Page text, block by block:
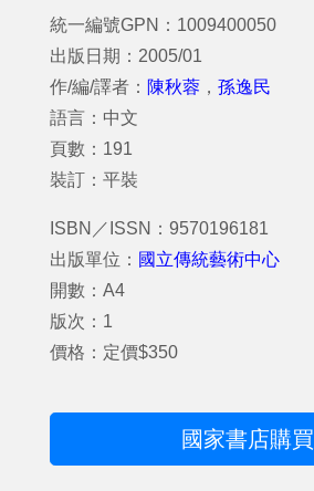
統一編號GPN：1009400050
出版日期：2005/01
作/編/譯者： 陳秋蓉 ， 孫逸民
語言：中文
頁數：191
裝訂：平裝
ISBN／ISSN：9570196181
出版單位： 國立傳統藝術中心
開數：A4
版次：1
價格：定價$350
國家書店購買